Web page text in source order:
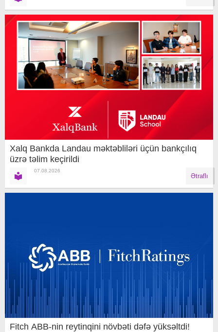
Xalq Bankda Landau məktəbliləri üçün bankçılıq
üzrə təlim keçirildi
07.08.2026
Ətraflı
Fitch ABB-nin reytinqini növbəti dəfə yüksəltdi!